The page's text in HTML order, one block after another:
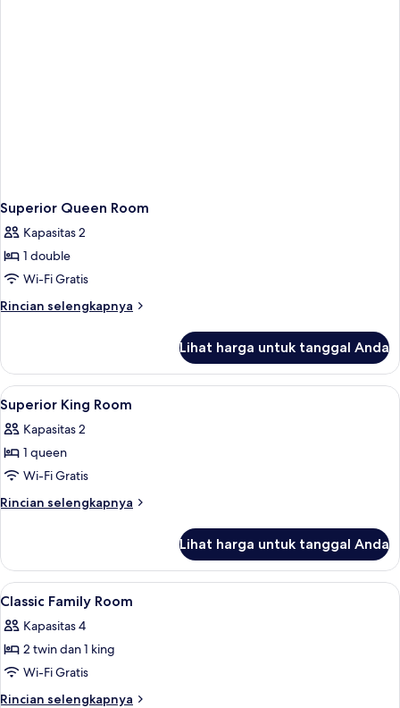
Superior Queen Room
Kapasitas 2
1 double
Wi-Fi Gratis
Rincian selengkapnya
Rincian
Superior
Queen
Room
Lihat harga untuk tanggal Anda
Lihat
semua
foto
untuk
Superior
King
Shower, perlengkapan mandi
1
Superior King Room
Kapasitas 2
1 queen
Wi-Fi Gratis
Rincian selengkapnya
Rincian
Superior
King
Room
Lihat harga untuk tanggal Anda
Lihat
semua
foto
untuk
Classic
Family
Shower, perlengkapan mandi
1
Classic Family Room
Kapasitas 4
2 twin dan 1 king
Wi-Fi Gratis
Rincian selengkapnya
Rincian